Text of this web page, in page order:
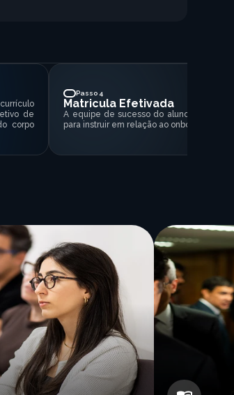
de
corpo
Passo 4
Matricula Efetivada
A equipe de sucesso do aluno entrará
para instruir em relação ao onboarding da